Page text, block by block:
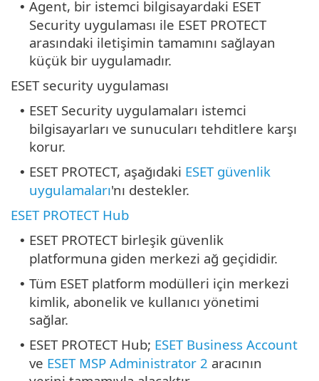
• Agent, bir istemci bilgisayardaki ESET
Security uygulaması ile ESET PROTECT
arasındaki iletişimin tamamını sağlayan
küçük bir uygulamadır.
ESET security uygulaması
• ESET Security uygulamaları istemci
bilgisayarları ve sunucuları tehditlere karşı
korur.
• ESET PROTECT, aşağıdaki ESET güvenlik
uygulamaları'nı destekler.
ESET PROTECT Hub
• ESET PROTECT birleşik güvenlik
platformuna giden merkezi ağ geçididir.
• Tüm ESET platform modülleri için merkezi
kimlik, abonelik ve kullanıcı yönetimi
sağlar.
• ESET PROTECT Hub; ESET Business Account
ve ESET MSP Administrator 2 aracının